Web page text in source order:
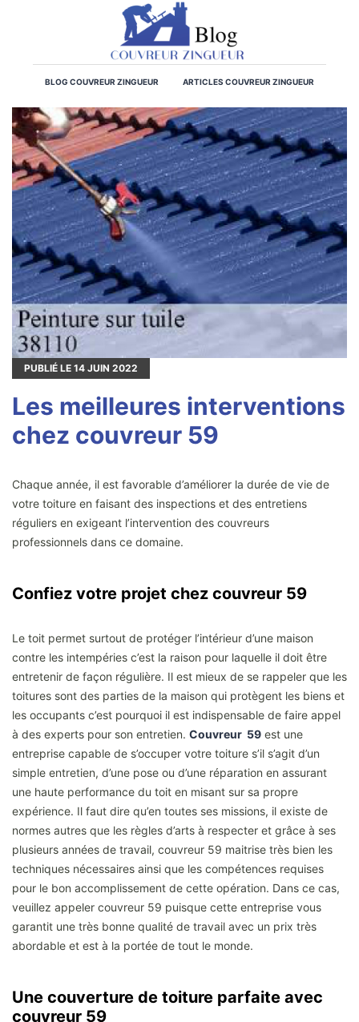
BLOG COUVREUR ZINGUEUR ARTICLES COUVREUR ZINGUEUR
PUBLIÉ LE 14 JUIN 2022
Les meilleures interventions
chez couvreur 59
Chaque année, il est favorable d’améliorer la durée de vie de
votre toiture en faisant des inspections et des entretiens
réguliers en exigeant l’intervention des couvreurs
professionnels dans ce domaine.
Confiez votre projet chez couvreur 59
Le toit permet surtout de protéger l’intérieur d’une maison
contre les intempéries c’est la raison pour laquelle il doit être
entretenir de façon régulière. Il est mieux de se rappeler que les
toitures sont des parties de la maison qui protègent les biens et
les occupants c’est pourquoi il est indispensable de faire appel
à des experts pour son entretien. Couvreur 59 est une
entreprise capable de s’occuper votre toiture s’il s’agit d’un
simple entretien, d’une pose ou d’une réparation en assurant
une haute performance du toit en misant sur sa propre
expérience. Il faut dire qu’en toutes ses missions, il existe de
normes autres que les règles d’arts à respecter et grâce à ses
plusieurs années de travail, couvreur 59 maitrise très bien les
techniques nécessaires ainsi que les compétences requises
pour le bon accomplissement de cette opération. Dans ce cas,
veuillez appeler couvreur 59 puisque cette entreprise vous
garantit une très bonne qualité de travail avec un prix très
abordable et est à la portée de tout le monde.
Une couverture de toiture parfaite avec
couvreur 59